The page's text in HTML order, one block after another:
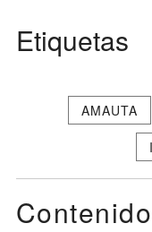
Etiquetas
AMAUTA